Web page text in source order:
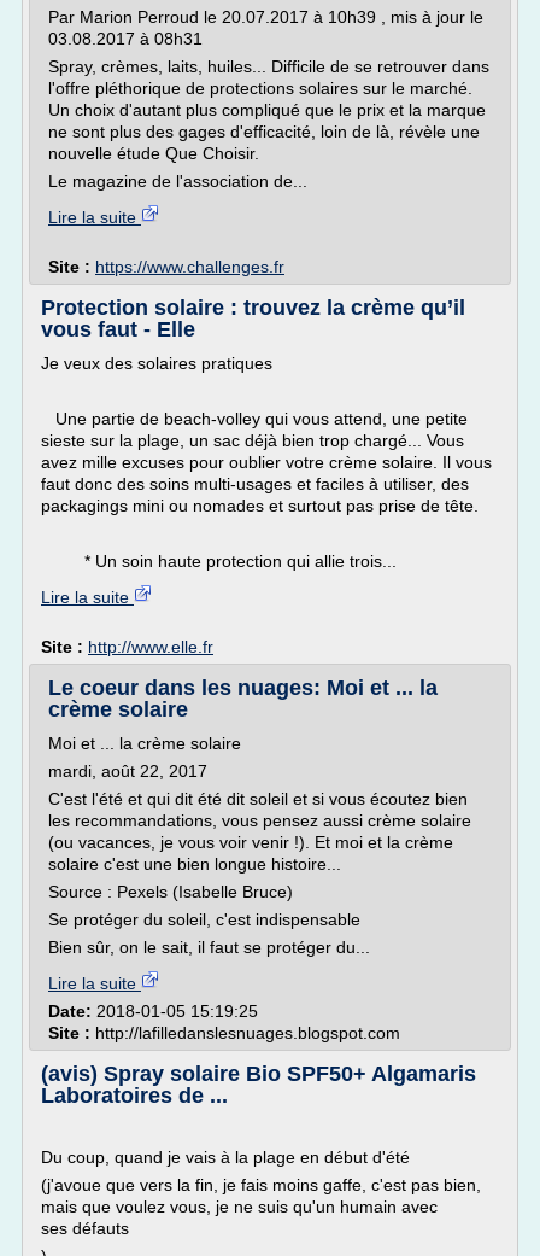
Par Marion Perroud le 20.07.2017 à 10h39 , mis à jour le
03.08.2017 à 08h31
Spray, crèmes, laits, huiles... Difficile de se retrouver dans
l'offre pléthorique de protections solaires sur le marché.
Un choix d'autant plus compliqué que le prix et la marque
ne sont plus des gages d'efficacité, loin de là, révèle une
nouvelle étude Que Choisir.
Le magazine de l'association de...
Lire la suite
Site : https://www.challenges.fr
Protection solaire : trouvez la crème qu’il
vous faut - Elle
Je veux des solaires pratiques
Une partie de beach-volley qui vous attend, une petite
sieste sur la plage, un sac déjà bien trop chargé... Vous
avez mille excuses pour oublier votre crème solaire. Il vous
faut donc des soins multi-usages et faciles à utiliser, des
packagings mini ou nomades et surtout pas prise de tête.
* Un soin haute protection qui allie trois...
Lire la suite
Site : http://www.elle.fr
Le coeur dans les nuages: Moi et ... la
crème solaire
Moi et ... la crème solaire
mardi, août 22, 2017
C'est l'été et qui dit été dit soleil et si vous écoutez bien
les recommandations, vous pensez aussi crème solaire
(ou vacances, je vous voir venir !). Et moi et la crème
solaire c'est une bien longue histoire...
Source : Pexels (Isabelle Bruce)
Se protéger du soleil, c'est indispensable
Bien sûr, on le sait, il faut se protéger du...
Lire la suite
Date: 2018-01-05 15:19:25
Site : http://lafilledanslesnuages.blogspot.com
(avis) Spray solaire Bio SPF50+ Algamaris
Laboratoires de ...
Du coup, quand je vais à la plage en début d'été
(j'avoue que vers la fin, je fais moins gaffe, c'est pas bien,
mais que voulez vous, je ne suis qu'un humain avec
ses défauts